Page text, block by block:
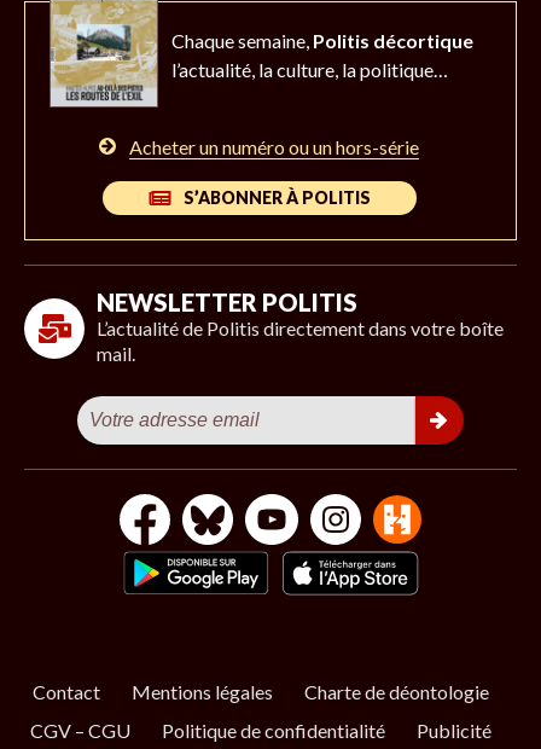
Chaque semaine, Politis décortique
l’actualité, la culture, la politique…
Acheter un numéro ou un hors-série
S’ABONNER À POLITIS
NEWSLETTER POLITIS
L’actualité de Politis directement dans votre boîte
mail.
Contact Mentions légales
Charte de déontologie
CGV – CGU
Politique de confidentialité Publicité